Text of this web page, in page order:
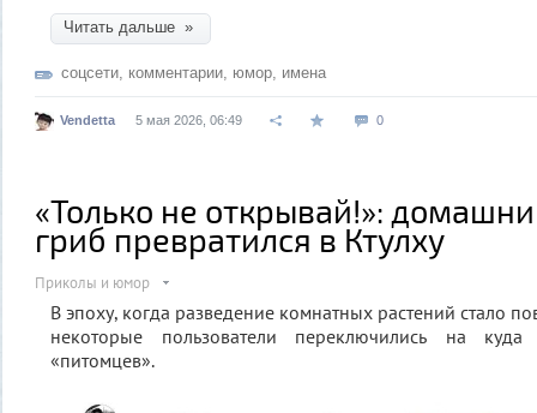
Читать дальше »
соцсети, комментарии, юмор, имена
Vendetta 5 мая 2026, 06:49 0
«Только не открывай!»:
гриб превратился в Ктулху
Приколы и юмор
В эпоху, когда разведение комнатных растений стало
некоторые пользователи переключились на куда
«питомцев».